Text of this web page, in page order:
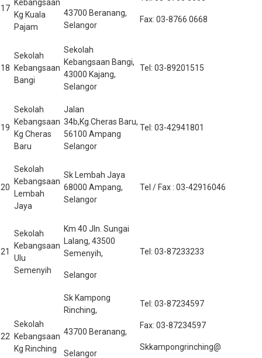
17
Kebangsaan
Kg Kuala
Pajam
43700 Beranang,
Selangor
Fax: 03-8766 0668
18
Sekolah
Kebangsaan
Bangi
Sekolah
Kebangsaan Bangi,
43000 Kajang,
Selangor
Tel: 03-89201515
19
Sekolah
Kebangsaan
Kg Cheras
Baru
Jalan
34b,Kg.Cheras Baru,
56100 Ampang
Selangor
Tel: 03-42941801
20
Sekolah
Kebangsaan
Lembah
Jaya
Sk Lembah Jaya
68000 Ampang,
Selangor
Tel / Fax : 03-42916046
21
Sekolah
Kebangsaan
Ulu
Semenyih
Km 40 Jln. Sungai
Lalang, 43500
Semenyih,
Selangor
Tel: 03-87233233
22
Sekolah
Kebangsaan
Kg Rinching
Sk Kampong
Rinching,
43700 Beranang,
Selangor
Tel: 03-87234597
Fax: 03-87234597
Skkampongrinching@